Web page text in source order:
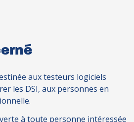
aux testeurs logiciels
les DSI, aux personnes en
à toute personne intéressée